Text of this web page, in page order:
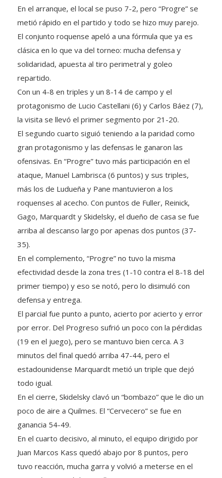
En el arranque, el local se puso 7-2, pero “Progre” se
metió rápido en el partido y todo se hizo muy parejo.
El conjunto roquense apeló a una fórmula que ya es
clásica en lo que va del torneo: mucha defensa y
solidaridad, apuesta al tiro perimetral y goleo
repartido.
Con un 4-8 en triples y un 8-14 de campo y el
protagonismo de Lucio Castellani (6) y Carlos Báez (7),
la visita se llevó el primer segmento por 21-20.
El segundo cuarto siguió teniendo a la paridad como
gran protagonismo y las defensas le ganaron las
ofensivas. En “Progre” tuvo más participación en el
ataque, Manuel Lambrisca (6 puntos) y sus triples,
más los de Ludueña y Pane mantuvieron a los
roquenses al acecho. Con puntos de Fuller, Reinick,
Gago, Marquardt y Skidelsky, el dueño de casa se fue
arriba al descanso largo por apenas dos puntos (37-
35).
En el complemento, “Progre” no tuvo la misma
efectividad desde la zona tres (1-10 contra el 8-18 del
primer tiempo) y eso se notó, pero lo disimuló con
defensa y entrega.
El parcial fue punto a punto, acierto por acierto y error
por error. Del Progreso sufrió un poco con la pérdidas
(19 en el juego), pero se mantuvo bien cerca. A 3
minutos del final quedó arriba 47-44, pero el
estadounidense Marquardt metió un triple que dejó
todo igual.
En el cierre, Skidelsky clavó un “bombazo” que le dio un
poco de aire a Quilmes. El “Cervecero” se fue en
ganancia 54-49.
En el cuarto decisivo, al minuto, el equipo dirigido por
Juan Marcos Kass quedó abajo por 8 puntos, pero
tuvo reacción, mucha garra y volvió a meterse en el